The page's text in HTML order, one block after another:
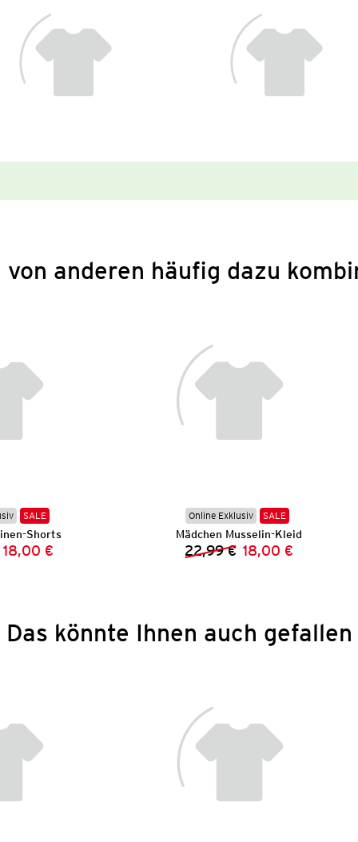
von anderen häufig dazu
SALE
Shorts
Preis:
Preis:
18,00 €
Online Exklusiv SALE
Mädchen Musselin-Kleid
Vorheriger Preis:
22,99 € Neuer Preis:
18,00 €
Das könnte Ihnen auch gefallen